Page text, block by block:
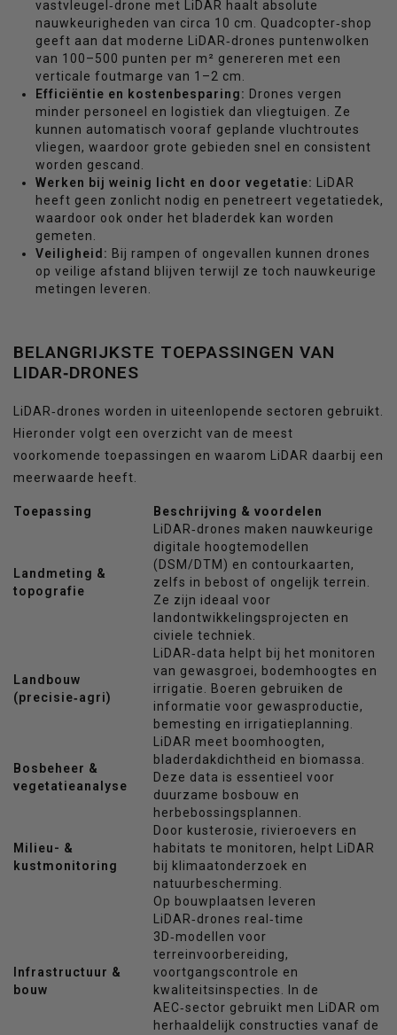
vastvleugel‑drone met LiDAR haalt absolute
nauwkeurigheden van circa 10 cm. Quadcopter‑shop
geeft aan dat moderne LiDAR‑drones puntenwolken
van 100–500 punten per m² genereren met een
verticale foutmarge van 1–2 cm.
Efficiëntie en kostenbesparing: Drones vergen
minder personeel en logistiek dan vliegtuigen. Ze
kunnen automatisch vooraf geplande vluchtroutes
vliegen, waardoor grote gebieden snel en consistent
worden gescand.
Werken bij weinig licht en door vegetatie:
LiDAR
heeft geen zonlicht nodig en penetreert vegetatiedek,
waardoor ook onder het bladerdek kan worden
gemeten.
Veiligheid: Bij rampen of ongevallen kunnen drones
op veilige afstand blijven terwijl ze toch nauwkeurige
metingen leveren.
BELANGRIJKSTE TOEPASSINGEN VAN
LIDAR‑DRONES
LiDAR‑drones worden in uiteenlopende sectoren gebruikt.
Hieronder volgt een overzicht van de meest
voorkomende toepassingen en waarom LiDAR daarbij een
meerwaarde heeft.
Toepassing Beschrijving & voordelen
Landmeting &
topografie
LiDAR‑drones maken nauwkeurige
digitale hoogtemodellen
(DSM/DTM) en contourkaarten,
zelfs in bebost of ongelijk terrein.
Ze zijn ideaal voor
landontwikkelingsprojecten en
civiele techniek.
Landbouw
(precisie‑agri)
LiDAR‑data helpt bij het monitoren
van gewasgroei, bodemhoogtes en
irrigatie. Boeren gebruiken de
informatie voor gewasproductie,
bemesting en irrigatieplanning.
Bosbeheer &
vegetatieanalyse
LiDAR meet boomhoogten,
bladerdakdichtheid en biomassa.
Deze data is essentieel voor
duurzame bosbouw en
herbebossingsplannen.
Milieu- &
kustmonitoring
Door kusterosie, rivieroevers en
habitats te monitoren, helpt LiDAR
bij klimaatonderzoek en
natuurbescherming.
Infrastructuur &
bouw
Op bouwplaatsen leveren
LiDAR‑drones real‑time
3D‑modellen voor
terreinvoorbereiding,
voortgangscontrole en
kwaliteitsinspecties. In de
AEC‑sector gebruikt men LiDAR om
herhaaldelijk constructies vanaf de